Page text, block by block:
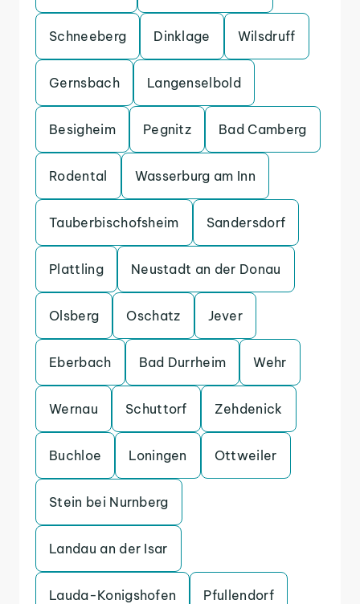
Schneeberg Dinklage Wilsdruff
Gernsbach Langenselbold
Besigheim Pegnitz Bad Camberg
Rodental Wasserburg am Inn
Tauberbischofsheim Sandersdorf
Plattling Neustadt an der Donau
Olsberg Oschatz Jever
Eberbach Bad Durrheim Wehr
Wernau Schuttorf Zehdenick
Buchloe Loningen Ottweiler
Stein bei Nurnberg
Landau an der Isar
Lauda-Konigshofen Pfullendorf